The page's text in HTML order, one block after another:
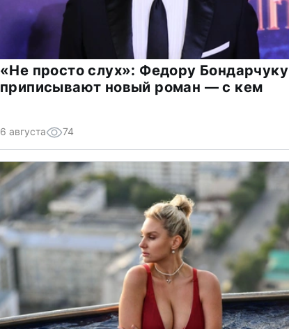
«Не просто слух»: Федору Бондарчуку
приписывают новый роман — с кем
6 августа 74